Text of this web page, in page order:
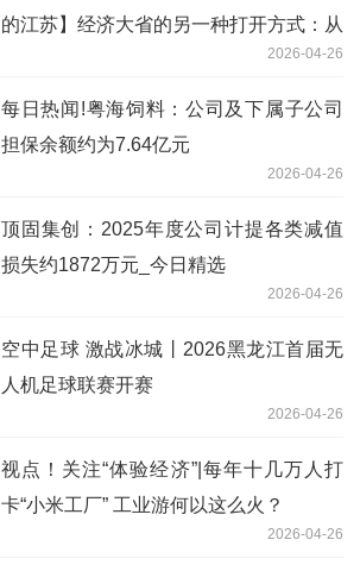
的江苏】经济大省的另一种打开方式：从
2026-04-26
每日热闻!粤海饲料：公司及下属子公司
担保余额约为7.64亿元
2026-04-26
顶固集创：2025年度公司计提各类减值
损失约1872万元_今日精选
2026-04-26
空中足球 激战冰城丨2026黑龙江首届无
人机足球联赛开赛
2026-04-26
视点！关注“体验经济”|每年十几万人打
卡“小米工厂” 工业游何以这么火？
2026-04-26